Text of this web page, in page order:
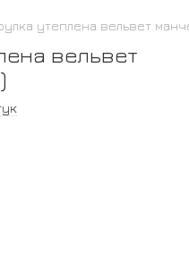
утеплена вельвет
вельвет